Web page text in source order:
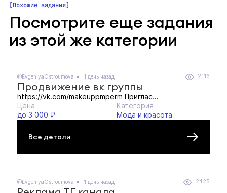
Похожие задания
Посмотрите еще задания
из этой же категории
@EvgeniyaOstroumova 1 день назад 2116
Продвижение вк группы
https://vk.com/makeuppmperm Приглас...
Цена
до 3 000 ₽
Категория
Мода и красота
Все детали
@EvgeniyaOstroumova 1 день назад 2425